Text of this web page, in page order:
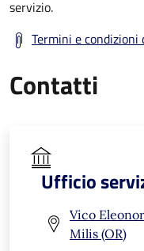
servizio.
Termini e condizioni
Contatti
Ufficio
Vico
Milis (OR)